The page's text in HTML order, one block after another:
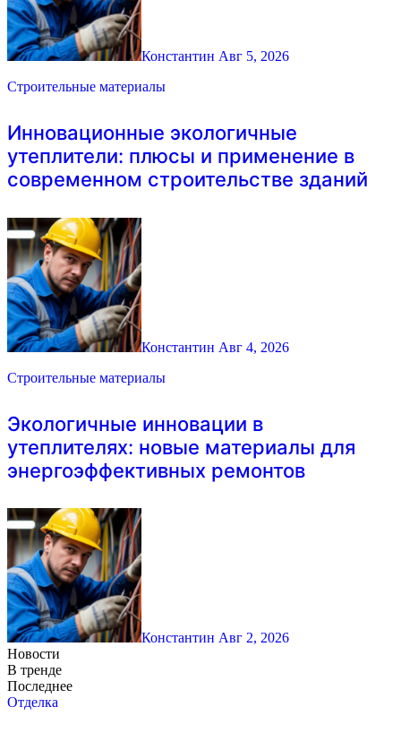
Константин Авг 5, 2026
Строительные материалы
Инновационные экологичные
утеплители: плюсы и применение в
современном строительстве зданий
Константин Авг 4, 2026
Строительные материалы
Экологичные инновации в
утеплителях: новые материалы для
энергоэффективных ремонтов
Константин Авг 2, 2026
Новости
В тренде
Последнее
Отделка